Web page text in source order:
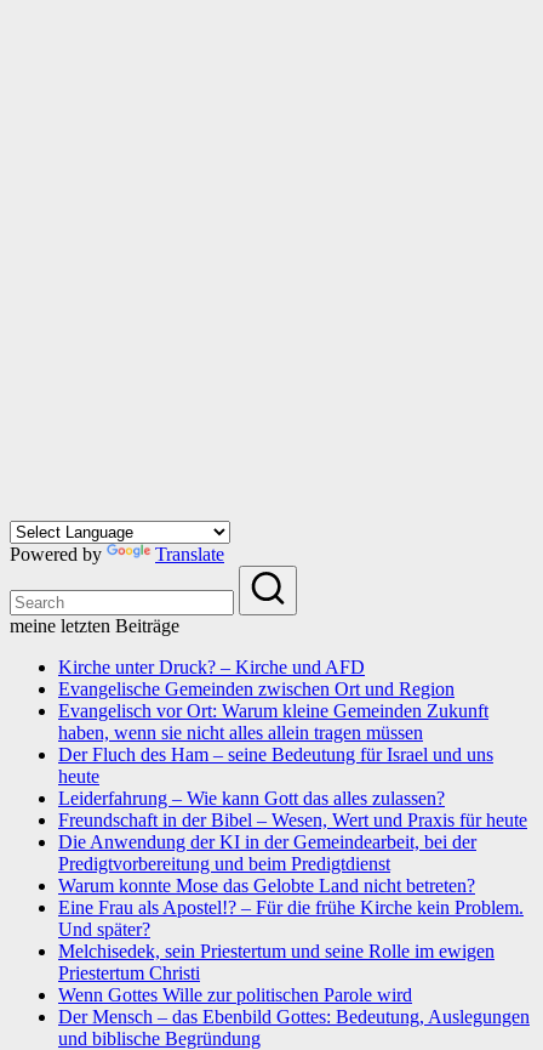
Powered by Translate
meine letzten Beiträge
Kirche unter Druck? – Kirche und AFD
Evangelische Gemeinden zwischen Ort und Region
Evangelisch vor Ort: Warum kleine Gemeinden Zukunft
haben, wenn sie nicht alles allein tragen müssen
Der Fluch des Ham – seine Bedeutung für Israel und uns
heute
Leiderfahrung – Wie kann Gott das alles zulassen?
Freundschaft in der Bibel – Wesen, Wert und Praxis für heute
Die Anwendung der KI in der Gemeindearbeit, bei der
Predigtvorbereitung und beim Predigtdienst
Warum konnte Mose das Gelobte Land nicht betreten?
Eine Frau als Apostel!? – Für die frühe Kirche kein Problem.
Und später?
Melchisedek, sein Priestertum und seine Rolle im ewigen
Priestertum Christi
Wenn Gottes Wille zur politischen Parole wird
Der Mensch – das Ebenbild Gottes: Bedeutung, Auslegungen
und biblische Begründung